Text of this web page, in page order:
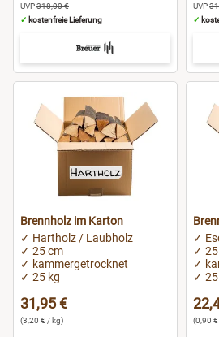
UVP318,00 €
✓ kostenfreie Lieferung
UVP
✓
Brennholz im Karton
✓ Hartholz / Laubholz
✓ 25 cm
✓ kammergetrocknet
✓ 25 kg
31,95 €
(3,20 € / kg)
✓
✓
✓
✓ 25
(0,90